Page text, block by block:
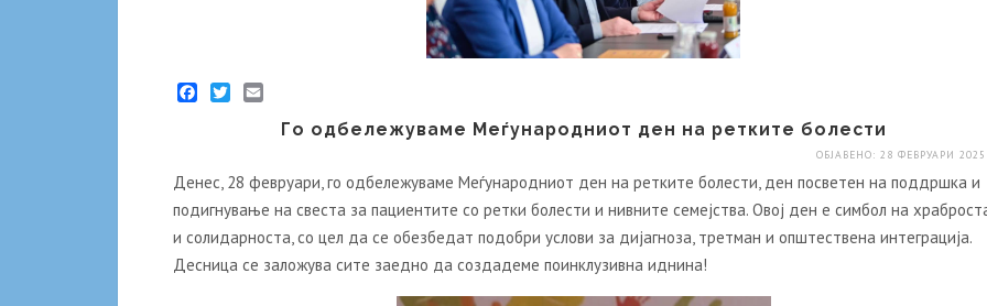
Го одбележуваме Меѓународниот ден на ретките болести
ОБЈАВЕНО: 28 ФЕВРУАРИ 2025
Денес, 28 февруари, го одбележуваме Меѓународниот ден на ретките болести, ден посветен на поддршка и
подигнување на свеста за пациентите со ретки болести и нивните семејства. Овој ден е симбол на
и солидарноста, со цел да се обезбедат подобри услови за дијагноза, третман и општествена интеграција.
Десница се заложува сите заедно да создадеме поинклузивна иднина!